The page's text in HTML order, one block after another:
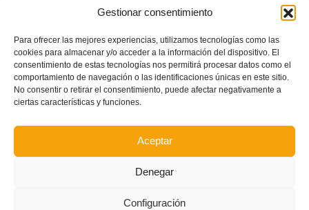
Gestionar consentimiento
Para ofrecer las mejores experiencias, utilizamos tecnologías como las
cookies para almacenar y/o acceder a la información del dispositivo. El
consentimiento de estas tecnologías nos permitirá procesar datos como el
comportamiento de navegación o las identificaciones únicas en este sitio.
No consentir o retirar el consentimiento, puede afectar negativamente a
ciertas características y funciones.
Aceptar
Denegar
Configuración
Este es el grupo de la Lliga Autonòmica Juvenil de
fútbol sala de la temporada 2026/2027
El calendario del grupo VI de Tercera Federación
martes 4 de agosto
Nuevo curso de Entrenador de fútbol Licencia UEFA
C que comenzará en noviembre 2026 (agotadas las